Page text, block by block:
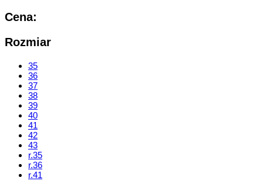
Cena:
Rozmiar
35
36
37
38
39
40
41
42
43
r.35
r.36
r.41